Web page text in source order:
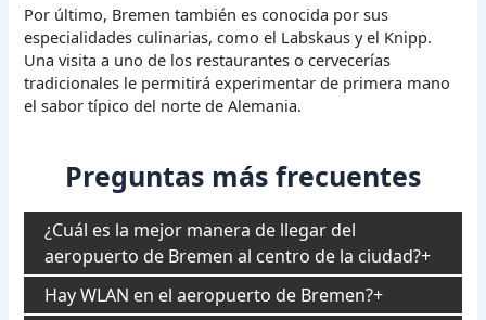
Por último, Bremen también es conocida por sus
especialidades culinarias, como el Labskaus y el Knipp.
Una visita a uno de los restaurantes o cervecerías
tradicionales le permitirá experimentar de primera mano
el sabor típico del norte de Alemania.
Preguntas más frecuentes
¿Cuál es la mejor manera de llegar del
aeropuerto de Bremen al centro de la ciudad?
Hay WLAN en el aeropuerto de Bremen?